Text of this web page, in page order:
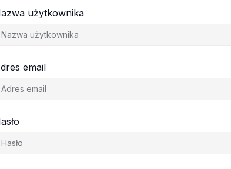
użytkownika
email